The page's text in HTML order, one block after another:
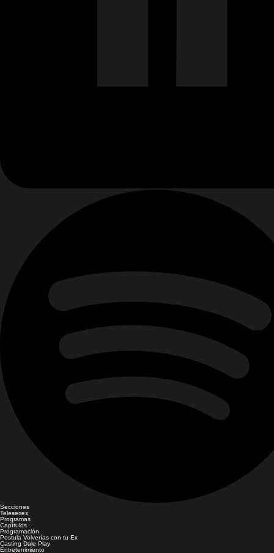
Secciones
Teleseries
Programas
Capítulos
Programación
Postula Volverías con tu Ex
Casting Dale Play
Entretenimiento